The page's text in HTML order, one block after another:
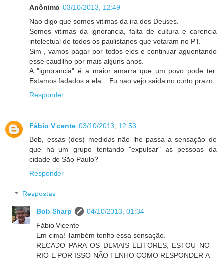
Anônimo 03/10/2013, 12:49
Nao digo que somos vitimas da ira dos Deuses.
Somos vitimas da ignorancia, falta de cultura e carencia
intelectual de todos os paulistanos que votaram no PT.
Sim , vamos pagar por todos eles e continuar aguentando
esse caudilho por mais alguns anos.
A "ignorancia" é a maior amarra que um povo pode ter.
Estamos fadados a ela... Eu nao vejo saida no curto prazo.
Responder
Fábio Vicente 03/10/2013, 12:53
Bob, essas (des) medidas não lhe passa a sensação de
que há um grupo tentando "expulsar" as pessoas da
cidade de São Paulo?
Responder
Respostas
Bob Sharp
04/10/2013, 01:34
Fábio Vicente
Em cima! Também tenho essa sensação.
RECADO PARA OS DEMAIS LEITORES, ESTOU NO
RIO E POR ISSO NÃO TENHO COMO RESPONDER A